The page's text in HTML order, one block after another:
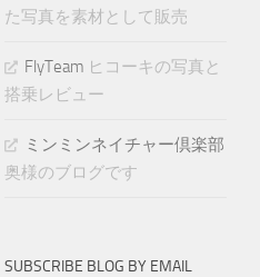
た写真を素材として販売
FlyTeam ヒコーキの写真と
搭乗レビュー
ミンミンネイチャー倶楽部
奥様のブログです
SUBSCRIBE BLOG BY EMAIL